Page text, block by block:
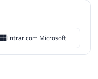
Entrar com Microsoft